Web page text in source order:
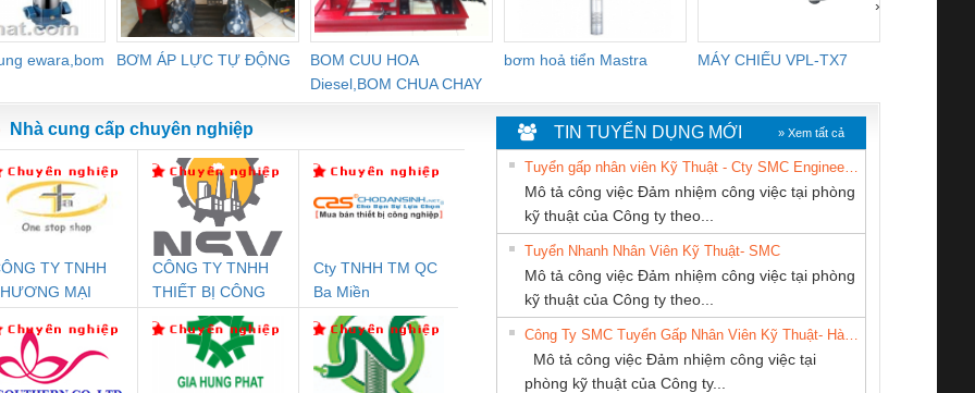
ewara,bom
BƠM ÁP LỰC TỰ ĐỘNG
BOM CUU HOA
Diesel,BOM CHUA CHAY
bơm hoả tiển Mastra MÁY CHIẾU VPL-TX7
›
An Toàn
Contact
1NO-
24DC-SP -
Rơ Le An Toàn
Phoenix Contact
PSR-SCP-
24UC/ESL4/3X1/1X2/B
- 2981059
Bộ Lặp Tín Hiệu
PROFIBUS Phoenix
Contact PSI-REP-
PROFIBUS/12MB -
2708863
Rơ Le An Toàn
Phoenix Contact
2986960 – PSR-
SCP-
24DC/FSP/2X1/1X2
Bộ giám sát chuỗi
tấm pin
TRANSCLINIC 16I+
1K5 L (2433950000)
Bộ giám sát dòng
TRANSCLINIC 16I+
(2008130000)
Nhà cung cấp chuyên nghiệp
TY TNHH
MẠI
CÔNG TY TNHH
THIẾT BỊ CÔNG
NGHIỆP NIHON
SETSUBI VIỆT
Cty TNHH TM QC
Ba Miền
CÔNG TY TNHH
MEKONG MARINE
SUPPLY
Công ty TNHH
Thương Mại SX
Ba Miền
CÔNG TY CỔ
CÁP ĐIỆN
THƯỢNG ĐÌNH
TIN TUYỂN DỤNG MỚI » Xem tất cả
Mô tả công việc Đảm nhiệm công việc tại phòng
kỹ thuật của Công ty theo...
Tuyển Nhanh Nhân Viên Kỹ Thuật- SMC
Mô tả công việc Đảm nhiệm công việc tại phòng
kỹ thuật của Công ty theo...
Mô tả công việc Đảm nhiệm công việc tại
phòng kỹ thuật của Công ty...